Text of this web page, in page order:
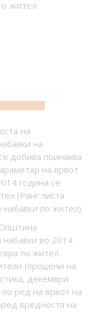
жител
по жител
на
на
добива поинаква
на врвот
година се
(Ранг листа
набавки по жител).
набавки во 2014
по жител.
(процени на
декември
ред на врвот на
вредноста на